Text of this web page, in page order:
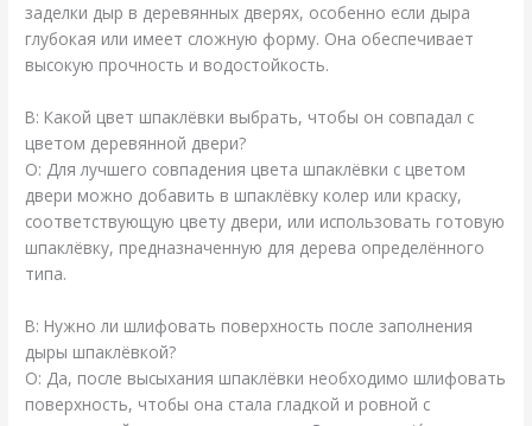
заделки дыр в деревянных дверях, особенно если дыра
глубокая или имеет сложную форму. Она обеспечивает
высокую прочность и водостойкость.
В: Какой цвет шпаклёвки выбрать, чтобы он совпадал с
цветом деревянной двери?
О: Для лучшего совпадения цвета шпаклёвки с цветом
двери можно добавить в шпаклёвку колер или краску,
соответствующую цвету двери, или использовать готовую
шпаклёвку, предназначенную для дерева определённого
типа.
В: Нужно ли шлифовать поверхность после заполнения
дыры шпаклёвкой?
О: Да, после высыхания шпаклёвки необходимо шлифовать
поверхность, чтобы она стала гладкой и ровной с